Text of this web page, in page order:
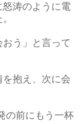
涛のように電
う」と言って
抱え、次に会
前にもう一杯